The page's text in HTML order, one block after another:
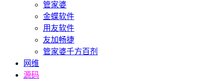
管家婆
金蝶软件
用友软件
友加畅捷
管家婆千方百剂
网维
源码